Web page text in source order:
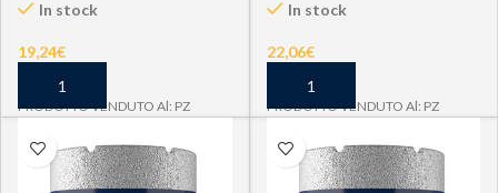
In stock
19,24€
PRODOTTO VENDUTO Al: PZ
In stock
22,06€
PRODOTTO VENDUTO Al: PZ